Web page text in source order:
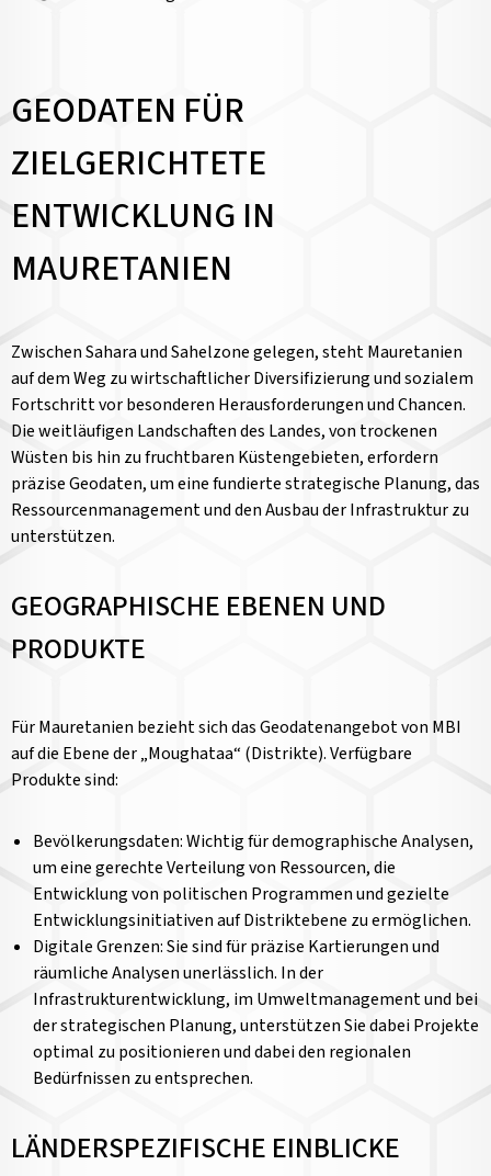
GEODATEN FÜR
ZIELGERICHTETE
ENTWICKLUNG IN
MAURETANIEN
Zwischen Sahara und Sahelzone gelegen, steht Mauretanien
auf dem Weg zu wirtschaftlicher Diversifizierung und sozialem
Fortschritt vor besonderen Herausforderungen und Chancen.
Die weitläufigen Landschaften des Landes, von trockenen
Wüsten bis hin zu fruchtbaren Küstengebieten, erfordern
präzise Geodaten, um eine fundierte strategische Planung, das
Ressourcenmanagement und den Ausbau der Infrastruktur zu
unterstützen.
GEOGRAPHISCHE EBENEN UND
PRODUKTE
Für Mauretanien bezieht sich das Geodatenangebot von MBI
auf die Ebene der „Moughataa“ (Distrikte). Verfügbare
Produkte sind:
Bevölkerungsdaten: Wichtig für demographische Analysen,
um eine gerechte Verteilung von Ressourcen, die
Entwicklung von politischen Programmen und gezielte
Entwicklungsinitiativen auf Distriktebene zu ermöglichen.
Digitale Grenzen: Sie sind für präzise Kartierungen und
räumliche Analysen unerlässlich. In der
Infrastrukturentwicklung, im Umweltmanagement und bei
der strategischen Planung, unterstützen Sie dabei Projekte
optimal zu positionieren und dabei den regionalen
Bedürfnissen zu entsprechen.
LÄNDERSPEZIFISCHE EINBLICKE